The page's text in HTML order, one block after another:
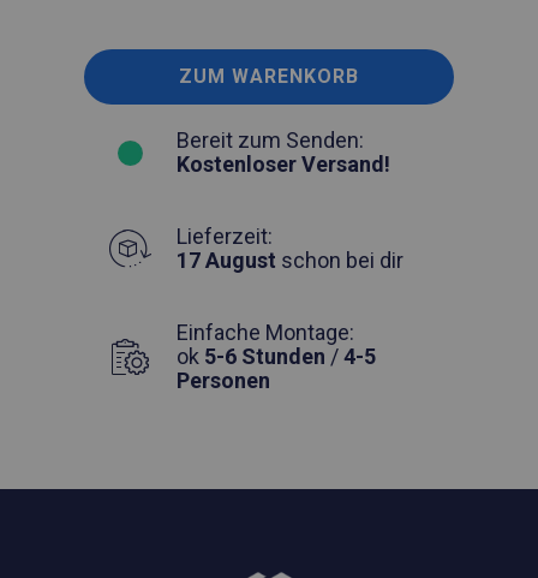
ZUM WARENKORB
Bereit zum Senden:
Kostenloser Versand!
Lieferzeit:
17 August schon bei dir
Einfache Montage:
ok 5-6 Stunden /4-5
Personen